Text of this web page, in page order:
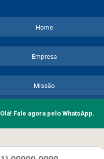
Home
Empresa
Missão
Serviços
Olá! Fale agora pelo WhatsApp.